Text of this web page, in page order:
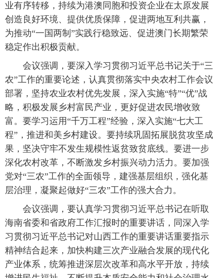
业有序转移，持续为港澳同胞和投资企业在太原发展
创造良好环境、提供优质保障，促进两地互利共赢，
为推动“一国两制”实践行稳致远、促进澳门长期繁荣
稳定作出积极贡献。
会议强调，要深入学习贯彻习近平总书记关于“三
农”工作的重要论述，认真贯彻落实中央农村工作会议
部署，坚持农业农村优先发展，深入实施“特”“优”战
略，积极发展乡村富民产业，更好促进农民增收致
富。要学习运用“千万工程”经验，深入实施“七大工
程”，推进和美乡村建设。要持续巩固拓展脱贫攻坚成
果，坚决守牢不发生规模性返贫致贫底线。要进一步
深化农村改革，不断激发乡村振兴动力活力。要加强
党对“三农”工作的全面领导，建强基层组织，强化基
层治理，凝聚起做好“三农”工作的强大合力。
会议强调，要认真学习贯彻习近平总书记在听取
海南省委和省政府工作汇报时的重要讲话，同深入学
习贯彻习近平总书记对山西工作的重要讲话重要指示
精神结合起来，加快构建三次产业融合发展的现代化
产业体系，统筹推进深层次改革和高水平开放，持续